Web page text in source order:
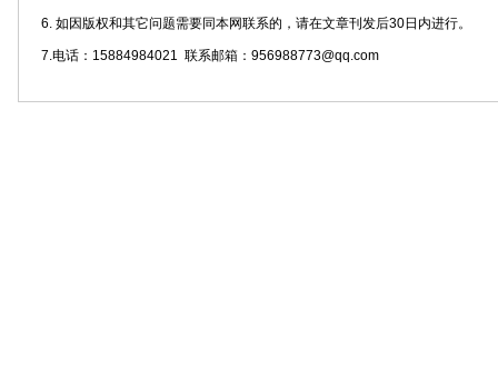
6. 如因版权和其它问题需要同本网联系的，请在文章刊发后30日内进行。
7.电话：15884984021 联系邮箱：956988773@qq.com